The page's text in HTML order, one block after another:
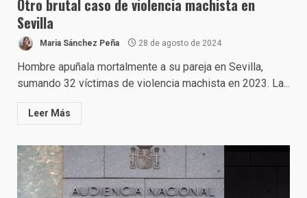
Otro brutal caso de violencia machista en
Sevilla
Maria Sánchez Peña 28 de agosto de 2024
Hombre apuñala mortalmente a su pareja en Sevilla,
sumando 32 víctimas de violencia machista en 2023. La...
Leer Más